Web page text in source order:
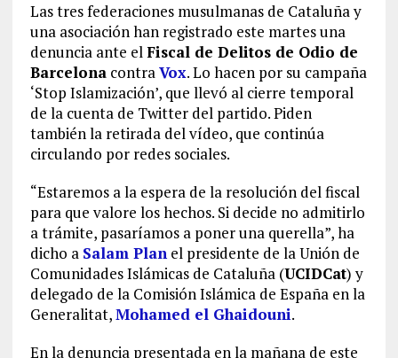
Las tres federaciones musulmanas de Cataluña y
una asociación han registrado este martes una
denuncia ante elFiscal de Delitos de Odio de
BarcelonacontraVox. Lo hacen por su campaña
‘Stop Islamización’, que llevó al cierre temporal
de la cuenta de Twitter del partido. Piden
también la retirada del vídeo, que continúa
circulando por redes sociales.
“Estaremos a la espera de la resolución del fiscal
para que valore los hechos. Si decide no admitirlo
a trámite, pasaríamos a poner una querella”, ha
dicho a Salam Planel presidente de la Unión de
Comunidades Islámicas de Cataluña (UCIDCat) y
delegado de la Comisión Islámica de España en la
Generalitat,Mohamed el Ghaidouni.
En la denuncia presentada en la mañana de este